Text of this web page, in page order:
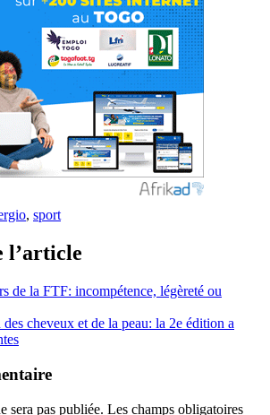
, sport
l’article
de la FTF: incompétence, légèreté ou
cheveux et de la peau: la 2e édition a
sera pas publiée. Les champs obligatoires